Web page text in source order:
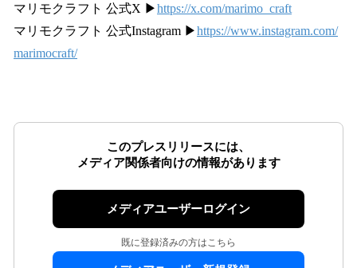
マリモクラフト 公式X ▶https://x.com/marimo_craft
マリモクラフト 公式Instagram ▶https://www.instagram.com/
marimocraft/
このプレスリリースには、
メディア関係者向けの情報があります
メディアユーザーログイン
既に登録済みの方はこちら